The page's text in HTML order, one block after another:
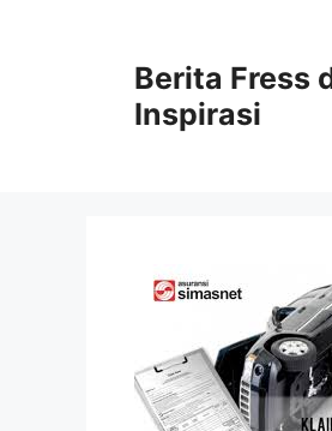
Berita Fress
Inspirasi